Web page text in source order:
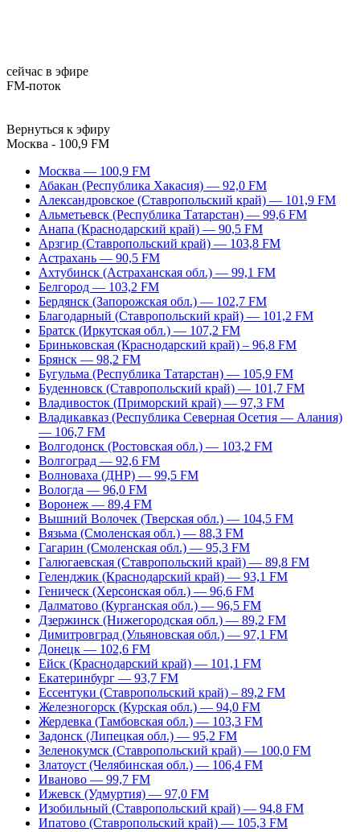
сейчас в эфире
FM-поток
Вернуться к эфиру
Москва - 100,9 FM
Москва — 100,9 FM
Абакан (Республика Хакасия) — 92,0 FM
Александровское (Ставропольский край) — 101,9 FM
Альметьевск (Республика Татарстан) — 99,6 FM
Анапа (Краснодарский край) — 90,5 FM
Арзгир (Ставропольский край) — 103,8 FM
Астрахань — 90,5 FM
Ахтубинск (Астраханская обл.) — 99,1 FM
Белгород — 103,2 FM
Бердянск (Запорожская обл.) — 102,7 FM
Благодарный (Ставропольский край) — 101,2 FM
Братск (Иркутская обл.) — 107,2 FM
Бриньковская (Краснодарский край) – 96,8 FM
Брянск — 98,2 FM
Бугульма (Республика Татарстан) — 105,9 FM
Буденновск (Ставропольский край) — 101,7 FM
Владивосток (Приморский край) — 97,3 FM
Владикавказ (Республика Северная Осетия — Алания)
— 106,7 FM
Волгодонск (Ростовская обл.) — 103,2 FM
Волгоград — 92,6 FM
Волноваха (ДНР) — 99,5 FM
Вологда — 96,0 FM
Воронеж — 89,4 FM
Вышний Волочек (Тверская обл.) — 104,5 FM
Вязьма (Смоленская обл.) — 88,3 FM
Гагарин (Смоленская обл.) — 95,3 FM
Галюгаевская (Ставропольский край) — 89,8 FM
Геленджик (Краснодарский край) — 93,1 FM
Геническ (Херсонская обл.) — 96,6 FM
Далматово (Курганская обл.) — 96,5 FM
Дзержинск (Нижегородская обл.) — 89,2 FM
Димитровград (Ульяновская обл.) — 97,1 FM
Донецк — 102,6 FM
Ейск (Краснодарский край) — 101,1 FM
Екатеринбург — 93,7 FM
Ессентуки (Ставропольский край) – 89,2 FM
Железногорск (Курская обл.) — 94,0 FM
Жердевка (Тамбовская обл.) — 103,3 FM
Задонск (Липецкая обл.) — 95,2 FM
Зеленокумск (Ставропольский край) — 100,0 FM
Златоуст (Челябинская обл.) — 106,4 FM
Иваново — 99,7 FM
Ижевск (Удмуртия) — 97,0 FM
Изобильный (Ставропольский край) — 94,8 FM
Ипатово (Ставропольский край) — 105,3 FM